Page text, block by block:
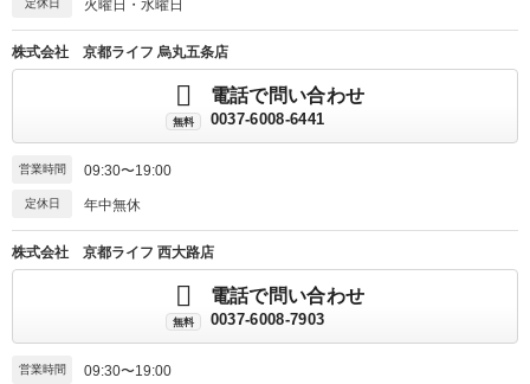
定休日 火曜日・水曜日
株式会社 京都ライフ 烏丸五条店
無料
電話で問い合わせ
0037-6008-6441
営業時間 09:30〜19:00
定休日 年中無休
株式会社 京都ライフ 西大路店
無料
電話で問い合わせ
0037-6008-7903
営業時間 09:30〜19:00